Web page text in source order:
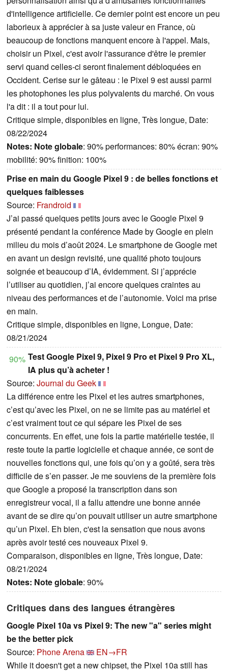
d'intelligence artificielle. Ce dernier point est encore un peu
laborieux à apprécier à sa juste valeur en France, où
beaucoup de fonctions manquent encore à l'appel. Mais,
choisir un Pixel, c'est avoir l'assurance d'être le premier
servi quand celles-ci seront finalement débloquées en
Occident. Cerise sur le gâteau : le Pixel 9 est aussi parmi
les photophones les plus polyvalents du marché. On vous
l'a dit : il a tout pour lui.
Critique simple, disponibles en ligne, Très longue, Date:
08/22/2024
Notes: Note globale: 90% performances: 80% écran: 90%
mobilité: 90% finition: 100%
Prise en main du Google Pixel 9 : de belles fonctions et
quelques faiblesses
Source: Frandroid
J’ai passé quelques petits jours avec le Google Pixel 9
présenté pendant la conférence Made by Google en plein
milieu du mois d’août 2024. Le smartphone de Google met
en avant un design revisité, une qualité photo toujours
soignée et beaucoup d’IA, évidemment. Si j’apprécie
l’utiliser au quotidien, j’ai encore quelques craintes au
niveau des performances et de l’autonomie. Voici ma prise
en main.
Critique simple, disponibles en ligne, Longue, Date:
08/21/2024
90% Test Google Pixel 9, Pixel 9 Pro et Pixel 9 Pro XL,
IA plus qu’à acheter !
Source: Journal du Geek
La différence entre les Pixel et les autres smartphones,
c’est qu’avec les Pixel, on ne se limite pas au matériel et
c’est vraiment tout ce qui sépare les Pixel de ses
concurrents. En effet, une fois la partie matérielle testée, il
reste toute la partie logicielle et chaque année, ce sont de
nouvelles fonctions qui, une fois qu’on y a goûté, sera très
difficile de s’en passer. Je me souviens de la première fois
que Google a proposé la transcription dans son
enregistreur vocal, il a fallu attendre une bonne année
avant de se dire qu’on pouvait utiliser un autre smartphone
qu’un Pixel. Eh bien, c'est la sensation que nous avons
après avoir testé ces nouveaux Pixel 9.
Comparaison, disponibles en ligne, Très longue, Date:
08/21/2024
Notes: Note globale: 90%
Critiques dans des langues étrangères
Google Pixel 10a vs Pixel 9: The new "a" series might
be the better pick
Source: Phone Arena
EN→FR
While it doesn't get a new chipset, the Pixel 10a still has